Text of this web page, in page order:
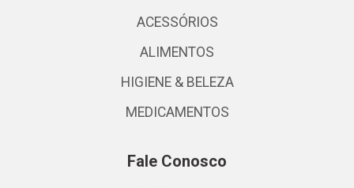
ACESSÓRIOS
ALIMENTOS
HIGIENE & BELEZA
MEDICAMENTOS
Fale Conosco